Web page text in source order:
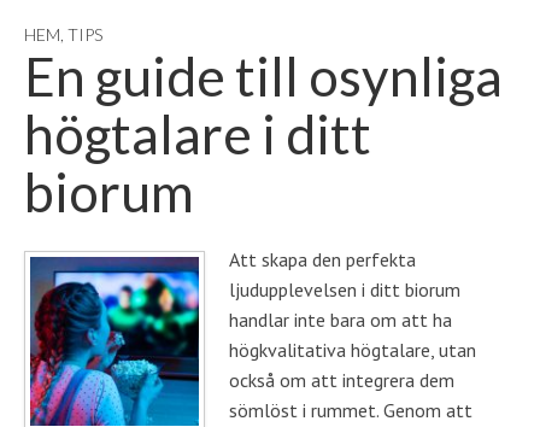
HEM TIPS
En guide till osynliga
högtalare i ditt
biorum
Att skapa den perfekta
ljudupplevelsen i ditt biorum
handlar inte bara om att ha
högkvalitativa högtalare, utan
också om att integrera dem
sömlöst i rummet. Genom att